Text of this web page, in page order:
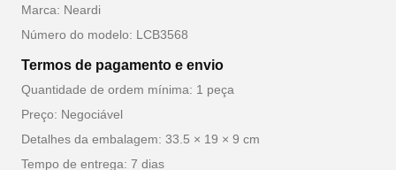
Marca: Neardi
Número do modelo: LCB3568
Termos de pagamento e envio
Quantidade de ordem mínima: 1 peça
Preço: Negociável
Detalhes da embalagem: 33.5 × 19 × 9 cm
Tempo de entrega: 7 dias